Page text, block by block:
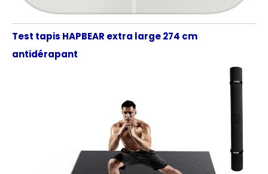
Test tapis HAPBEAR extra large 274 cm
antidérapant